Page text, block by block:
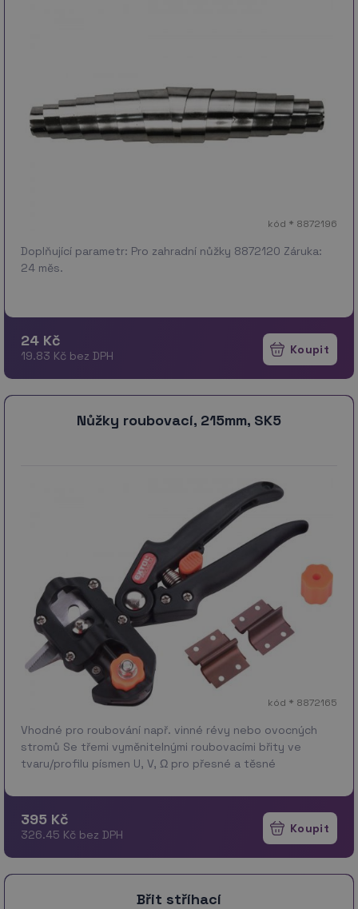
kód * 8872196
Doplňující parametr: Pro zahradní nůžky 8872120 Záruka:
24 měs.
24 Kč
19.83 Kč bez DPH
Nůžky roubovací, 215mm, SK5
kód * 8872165
Vhodné pro roubování např. vinné révy nebo ovocných
stromů Se třemi vyměnitelnými roubovacími břity ve
tvaru/profilu písmen U, V, Ω pro přesné a těsné
Doplň…více
395 Kč
326.45 Kč bez DPH
Břit stříhací